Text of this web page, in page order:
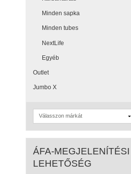
Minden sapka
Minden tubes
NextLife
Egyéb
Outlet
Jumbo X
ÁFA-MEGJELENÍTÉSI
LEHETŐSÉG